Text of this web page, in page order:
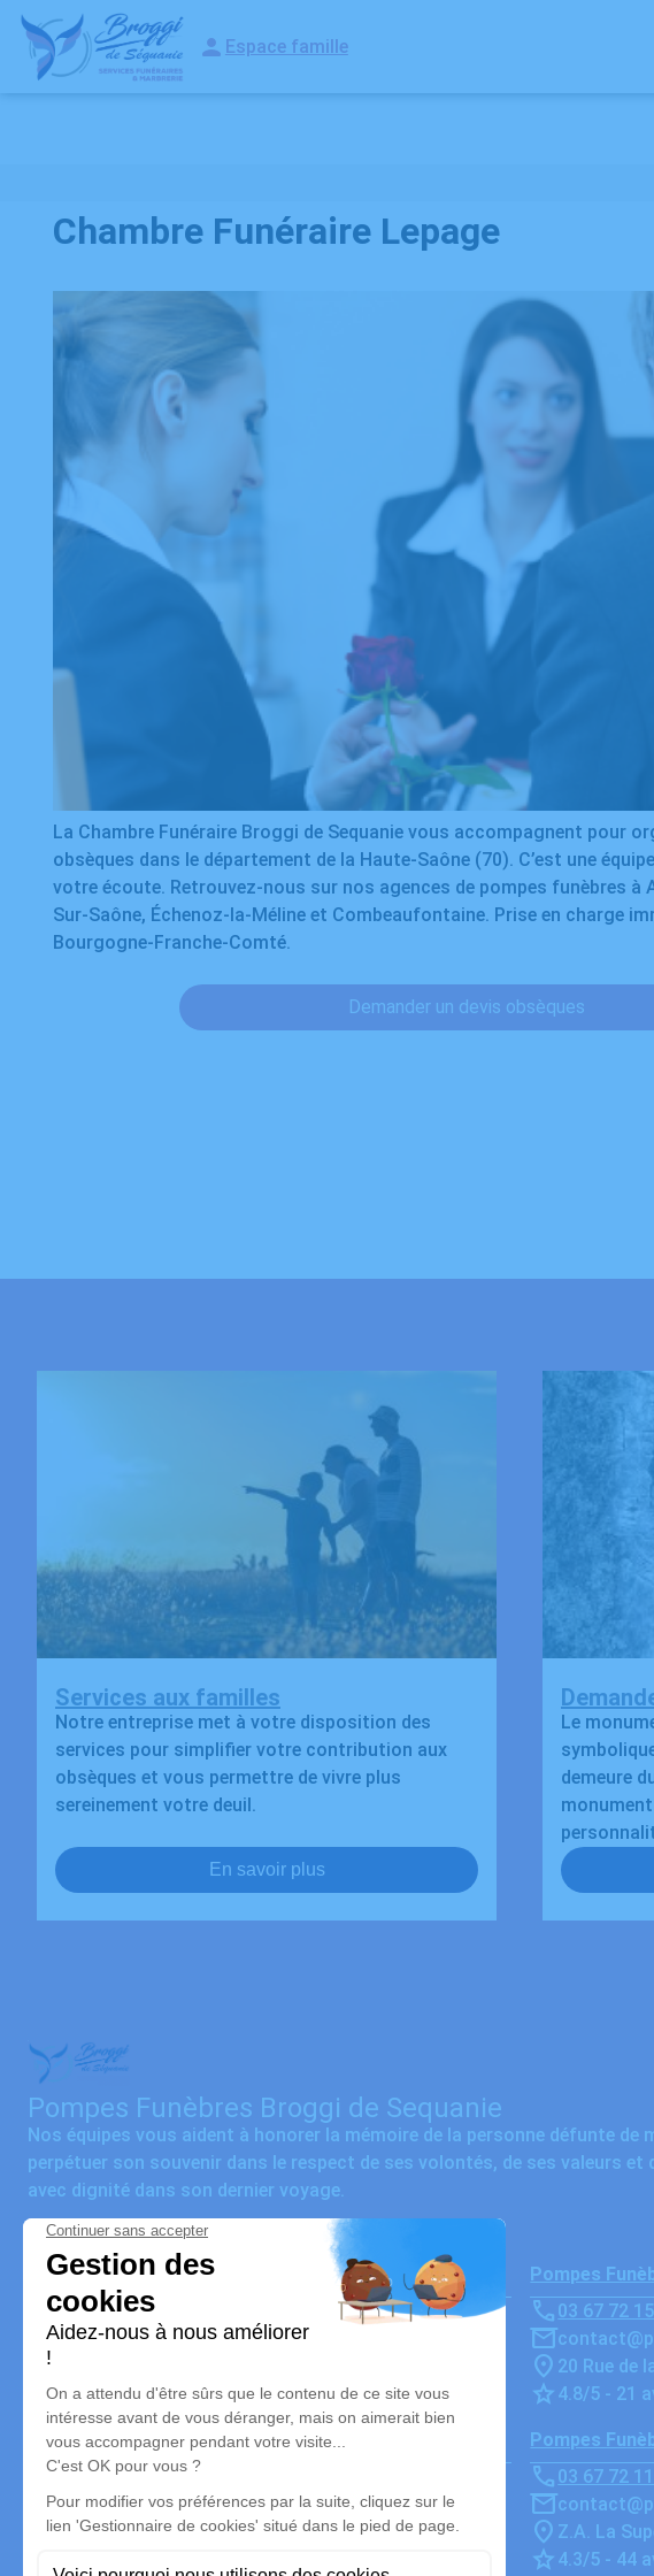
Espace famille
NOS SERVICES ARTICLES FUNÉRAIRESNOS AGENCES
Chambre Funéraire Lepage
La Chambre Funéraire Broggi de Sequanie vous accompagnent pour
obsèques dans le département de la Haute-Saône (70). C’est une
votre écoute. Retrouvez-nous sur nos agences de pompes funèbres à
Sur-Saône, Échenoz-la-Méline et Combeaufontaine. Prise en charge
Bourgogne-Franche-Comté.
Demander un devis obsèques
Services aux familles
Notre entreprise met à votre disposition des
services pour simplifier votre contribution aux
obsèques et vous permettre de vivre plus
sereinement votre deuil.
En savoir plus
Le
demeure
Pompes Funèbres Broggi de Sequanie
Nos équipes vous aident à honorer la mémoire de la personne défunte de
perpétuer son souvenir dans le respect de ses volontés, de ses valeurs
avec dignité dans son dernier voyage.
Nos agences
Marbrerie Colney / Broggi
03 67 72 11 33
contact@pf-broggi.fr
4.9/5 - 19 avis
Pompes
03 67 72
20 Rue de
4.8/5 - 21
Pompes Funèbres de Sequanie
03 67 80 39 80
contact@pf-broggi.fr
ZA En Crimard - 70210 - Montdoré
Pompes
03 67 72
Z.A. La
4.3/5 - 44